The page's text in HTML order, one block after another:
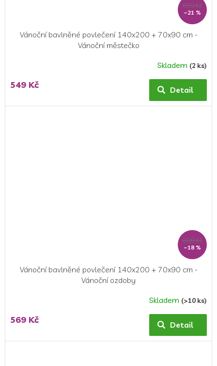
699 Kč
–21 %
Vánoční bavlněné povlečení 140x200 + 70x90 cm -
Vánoční městečko
Skladem (2 ks)
549 Kč Detail
699 Kč
–18 %
Vánoční bavlněné povlečení 140x200 + 70x90 cm -
Vánoční ozdoby
produktu
Skladem (>10 ks)
569 Kč Detail